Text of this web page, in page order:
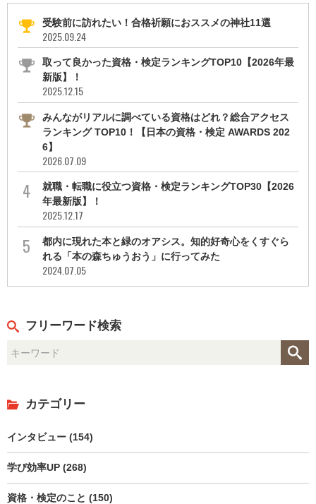
受験前に訪れたい！合格祈願におススメの神社11選
2025.09.24
取って良かった資格・検定ランキングTOP10【2026年最
新版】！
2025.12.15
みんながリアルに調べている資格はどれ？総合アクセス
ランキング TOP10！【日本の資格・検定 AWARDS 202
6】
2026.07.09
就職・転職に役立つ資格・検定ランキングTOP30【2026
年最新版】！
2025.12.17
都内に現れた本と緑のオアシス。知的好奇心をくすぐら
れる「本の森ちゅうおう」に行ってみた
2024.07.05
フリーワード検索
カテゴリー
インタビュー (154)
学び効率UP (268)
資格・検定のこと (150)